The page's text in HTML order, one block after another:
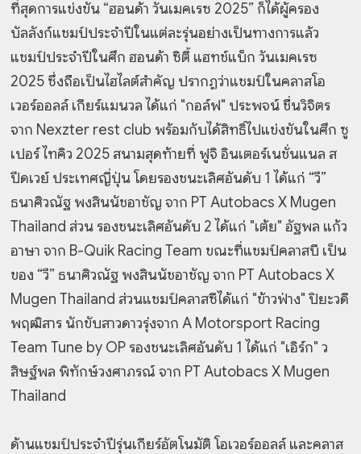
ที่สุดการแข่งขัน “ฮอนด้า วันเมคเรซ 2025” ก็ได้ผู้ครอง
บัลลังก์แชมป์ประจำปีในแต่ละรุ่นอย่างเป็นทางการแล้ว
แชมป์ประจำปีในศึก ฮอนด้า ซิตี้ แฮทช์แบ็ก วันเมคเรซ
2025 ซึ่งถือเป็นไฮไลต์สำคัญ ปรากฏว่าแชมป์ในคลาสโอ
เวอร์ออลล์ เกียร์แมนวล ได้แก่ "กอล์ฟ" ประพจน์ ชื่นวิจิตร
จาก Nexzter rest club พร้อมกับได้สิทธิ์ไปแข่งขันในศึก ซู
เปอร์ ไทคิว 2025 สนามสุดท้ายที่ ฟูจิ อินเตอร์เนชั่นแนล ส
ปีดเวย์ ประเทศญี่ปุ่น โดยรองชนะเลิศอันดับ 1 ได้แก่ “วี”
ธนาศิวณัฐ พงสินนัชอาชัญ จาก PT Autobacs X Mugen
Thailand ส่วน รองชนะเลิศอันดับ 2 ได้แก่ "เต้ย" อัฐพล แก้ว
อาษา จาก B-Quik Racing Team ขณะที่แชมป์คลาสบี เป็น
ของ “วี” ธนาศิวณัฐ พงสินนัชอาชัญ จาก PT Autobacs X
Mugen Thailand ส่วนแชมป์คลาสซีได้แก่ "ข้าวฟ่าง" ปิยะวดี
พฤฒิสาร นักขับสาวดาวรุ่งจาก A Motorsport Racing
Team Tune by OP รองชนะเลิศอันดับ 1 ได้แก่ "เอิร์ก" ว
สิษฐ์พล พิทักษ์วงศาภรณ์ จาก PT Autobacs X Mugen
Thailand
ด้านแชมป์ประจำปีรุ่นเกียร์อัตโนมัติ โอเวอร์ออลล์ และคลาส